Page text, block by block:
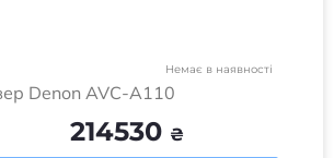
Немає в наявності
Denon AVC-A110
214530 ₴